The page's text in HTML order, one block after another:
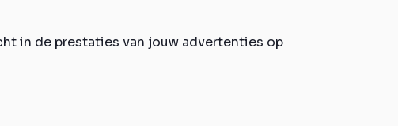
in de prestaties van jouw advertenties op